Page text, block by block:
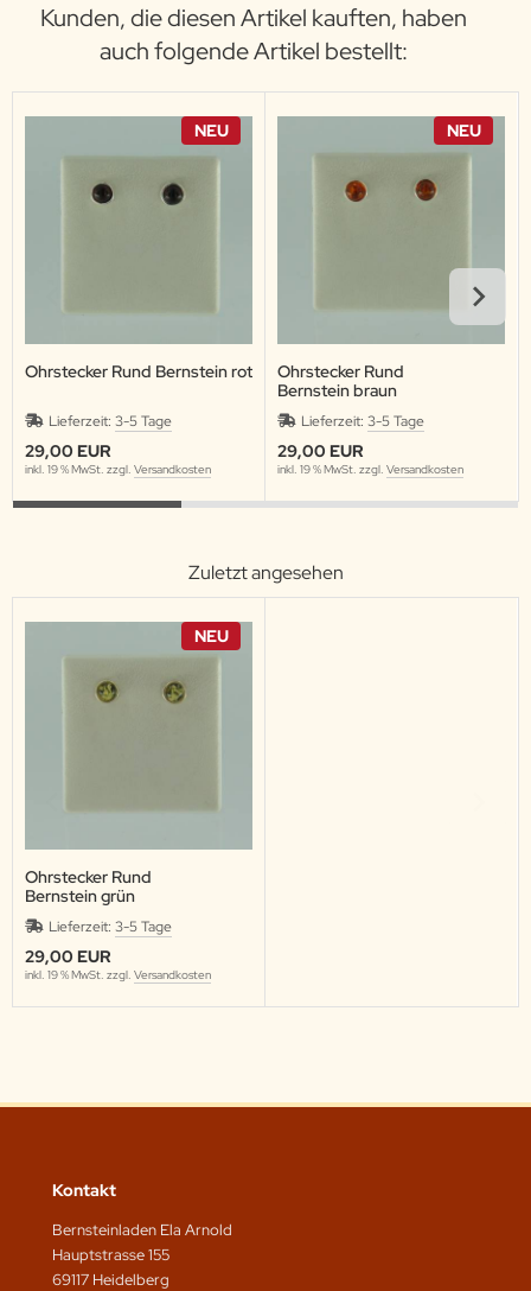
Kunden, die diesen Artikel kauften, haben
auch folgende Artikel bestellt:
NEU
Ohrstecker Rund Bernstein rot
Lieferzeit: 3-5 Tage
29,00 EUR
inkl. 19 % MwSt. zzgl. Versandkosten
NEU
Ohrstecker Rund
Bernstein braun
Lieferzeit: 3-5 Tage
29,00 EUR
inkl. 19 % MwSt. zzgl. Versandkosten
Zuletzt angesehen
NEU
Ohrstecker Rund
Bernstein grün
Lieferzeit: 3-5 Tage
29,00 EUR
inkl. 19 % MwSt. zzgl. Versandkosten
Kontakt
Bernsteinladen Ela Arnold
Hauptstrasse 155
69117 Heidelberg